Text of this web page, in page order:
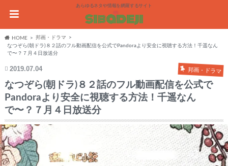
あらゆるネタや情報を網羅するサイト
HOME
邦画・ドラマ
なつぞら(朝ドラ)８２話のフル動画配信を公式でPandoraより安全に視聴する方法！千遥なん
で〜？７月４日放送分
2019.07.04 邦画・ドラマ
なつぞら(朝ドラ)８２話のフル動画配信を公式で
Pandoraより安全に視聴する方法！千遥なん
で〜？７月４日放送分